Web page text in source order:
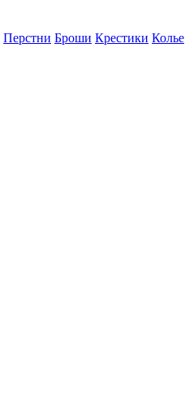
Перстни Броши Крестики Колье